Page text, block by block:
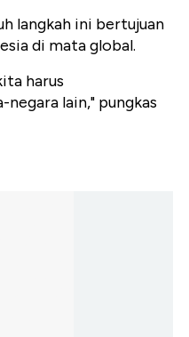
langkah ini bertujuan
di mata global.
harus
lain," pungkas